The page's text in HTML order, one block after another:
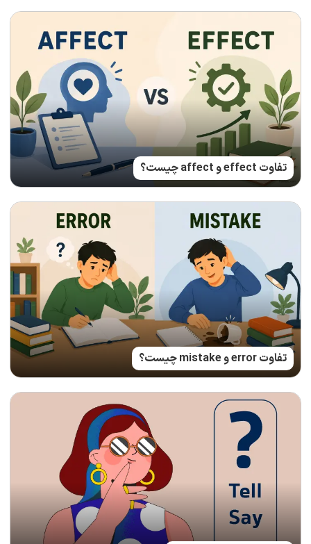
تفاوت effect و affect چیست؟
تفاوت error و mistake چیست؟